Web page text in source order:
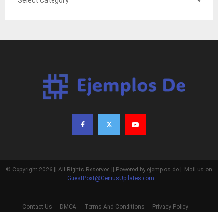
© Copyright 2026 || All Rights Reserved || Powered by ejemplos-de || Mail us on
: GuestPost@GeniusUpdates.com
Contact Us DMCA Terms And Conditions Privacy Policy